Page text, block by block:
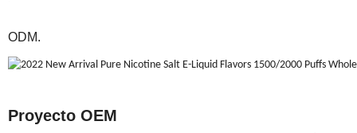
ODM.
Proyecto OEM